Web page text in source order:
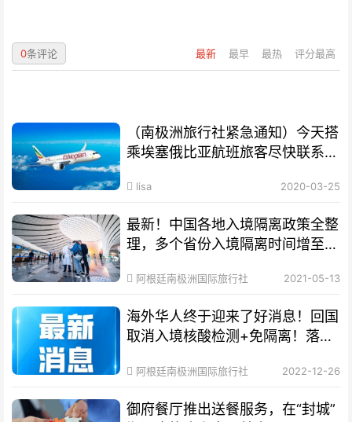
最新 最早 最热 评分最高
0条评论
（南极洲旅行社紧急通知）今天搭
乘埃塞俄比亚航班旅客尽快联系旅
lisa 2020-03-25
最新！中国各地入境隔离政策全整
理，多个省份入境隔离时间增至
阿根廷南极洲国际旅行社 2021-05-13
海外华人终于迎来了好消息！回国
取消入境核酸检测+免隔离！落地
阿根廷南极洲国际旅行社 2022-12-26
御府餐厅推出送餐服务，在“封城”